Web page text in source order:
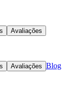
Avaliações
Avaliações Blog